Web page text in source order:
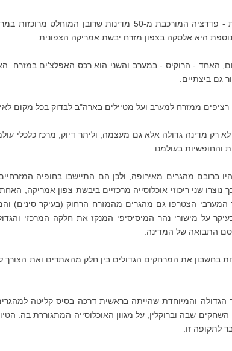
אחד היעדים החשובים בתיירות מישראל היא ארצות הברית - פדרציה המורכבת מ-50
היא אלסקה בצפון מזרח יבשת אמריקה הצפונית.
האחד - הרוקיס - במערב והשני הוא רכס האפלצ'ים במזרח.
גם ביצתיים.
ממזרח למערב ועל מטיילים בארה"ב לבדוק בכל מקום
ל- 320 מיליון תושבים והיא לא רק מדינה גדולה אלא גם מעצמה, וליתר דיוק,
והחופשיות בעולמנו.
הראשונים ביבשת צפון אמריקה במאה ה-17, היו ברובם מהגרים מאירופה, ולכן הם
שני ריכוזי אוכלוסייה מרכזיים ביבשת צפון אמריקה;
המערבי הצטרפו גם מהגרים מהמזרח הרחוק (בעיקר סינים) והם
על מישורי נהר המיסיסיפי המנקז את חלקה המרכזי
התבואה של המדינה.
בחשבון את המרחקים הגדולים בין חלק מהאתרים ואת
הגדולה והמיוחדת שהייתה בראשית דרכה בסיס קליטה
שבה וברוקלין, על מגוון האוכלוסייה המתגוררת בה.
לתקופה זו.